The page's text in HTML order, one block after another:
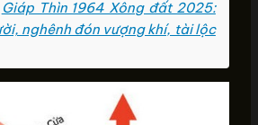
Giáp Thìn 1964 Xông đất 2025:
nghênh đón vượng khí, tài lộc